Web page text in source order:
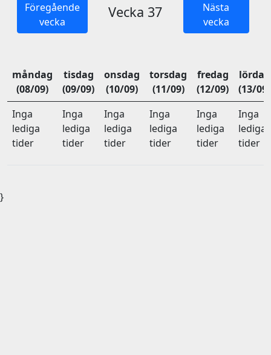
Föregående
vecka
Vecka 37
Nästa
vecka
måndag
(08/09)
tisdag
(09/09)
onsdag
(10/09)
torsdag
(11/09)
fredag
(12/09)
lördag
(13/09)
Inga
lediga
tider
Inga
lediga
tider
Inga
lediga
tider
Inga
lediga
tider
Inga
lediga
tider
Inga
lediga
tider
}